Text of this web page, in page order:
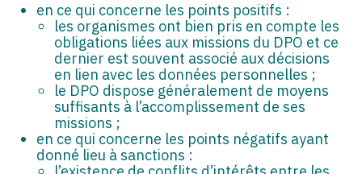
en ce qui concerne les points positifs :
les organismes ont bien pris en compte les
obligations liées aux missions du DPO et ce
dernier est souvent associé aux décisions
en lien avec les données personnelles ;
le DPO dispose généralement de moyens
suffisants à l’accomplissement de ses
missions ;
en ce qui concerne les points négatifs ayant
donné lieu à sanctions :